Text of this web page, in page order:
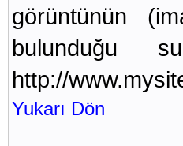
görüntünün
bulunduğu
http://
Yukarı Dön